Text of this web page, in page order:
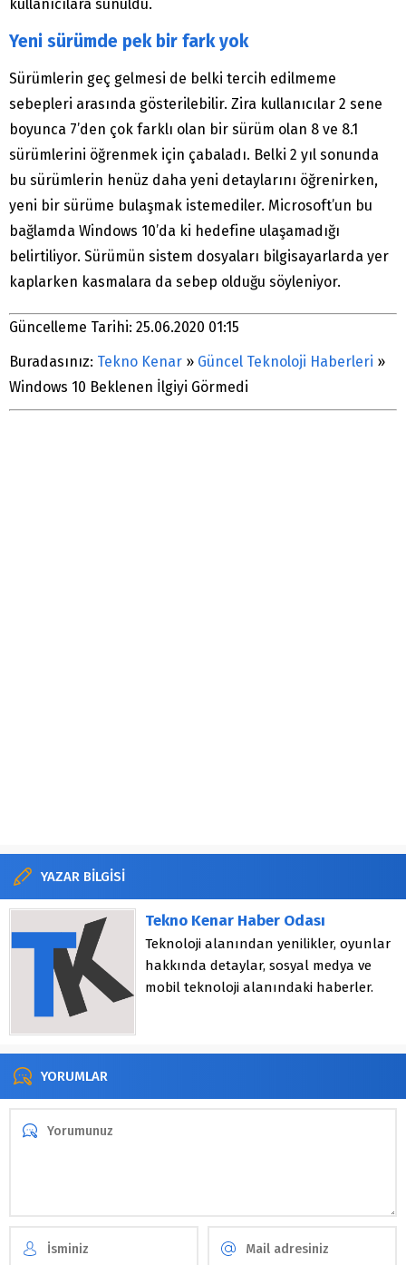
kullanıcılara sunuldu.
Yeni sürümde pek bir fark yok
Sürümlerin geç gelmesi de belki tercih edilmeme
sebepleri arasında gösterilebilir. Zira kullanıcılar 2 sene
boyunca 7’den çok farklı olan bir sürüm olan 8 ve 8.1
sürümlerini öğrenmek için çabaladı. Belki 2 yıl sonunda
bu sürümlerin henüz daha yeni detaylarını öğrenirken,
yeni bir sürüme bulaşmak istemediler. Microsoft’un bu
bağlamda Windows 10’da ki hedefine ulaşamadığı
belirtiliyor. Sürümün sistem dosyaları bilgisayarlarda yer
kaplarken kasmalara da sebep olduğu söyleniyor.
Güncelleme Tarihi: 25.06.2020 01:15
Buradasınız: Tekno Kenar » Güncel Teknoloji Haberleri »
Windows 10 Beklenen İlgiyi Görmedi
YAZAR BİLGİSİ
Tekno Kenar Haber Odası
Teknoloji alanından yenilikler, oyunlar
hakkında detaylar, sosyal medya ve
mobil teknoloji alanındaki haberler.
YORUMLAR